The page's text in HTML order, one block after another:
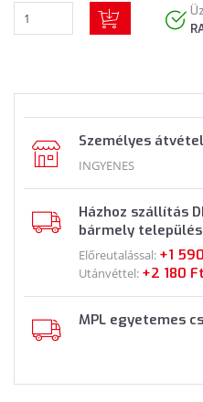
Személyes
INGYENES
Házhoz szállítás
bármely
Előreutalással: +1
Utánvéttel: +2 180 Ft
MPL egyetemes